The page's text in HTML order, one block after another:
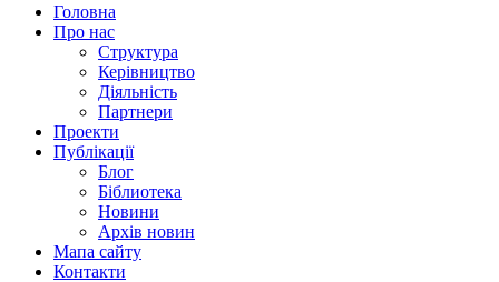
Головна
Про нас
Структура
Керівництво
Діяльність
Партнери
Проекти
Публікації
Блог
Біблиотека
Новини
Архів новин
Мапа сайту
Контакти